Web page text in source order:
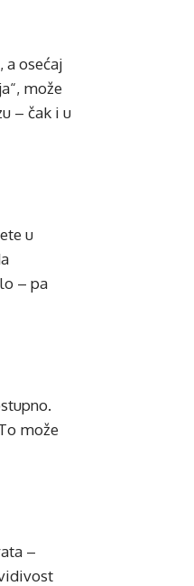
osećaj
može
– čak i u
u
– pa
može
–